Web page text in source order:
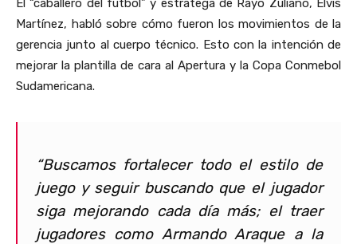
El “caballero del fútbol” y estratega de Rayo Zuliano, Elvis
Martínez, habló sobre cómo fueron los movimientos de la
gerencia junto al cuerpo técnico. Esto con la intención de
mejorar la plantilla de cara al Apertura y la Copa Conmebol
Sudamericana.
“Buscamos fortalecer todo el estilo de
juego y seguir buscando que el jugador
siga mejorando cada día más; el traer
jugadores como Armando Araque a la